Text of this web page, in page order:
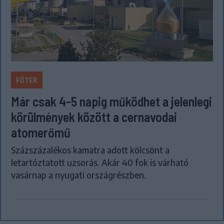
FŐTÉR
Már csak 4-5 napig működhet a jelenlegi
körülmények között a cernavodai
atomerőmű
Százszázalékos kamatra adott kölcsönt a
letartóztatott uzsorás. Akár 40 fok is várható
vasárnap a nyugati országrészben.